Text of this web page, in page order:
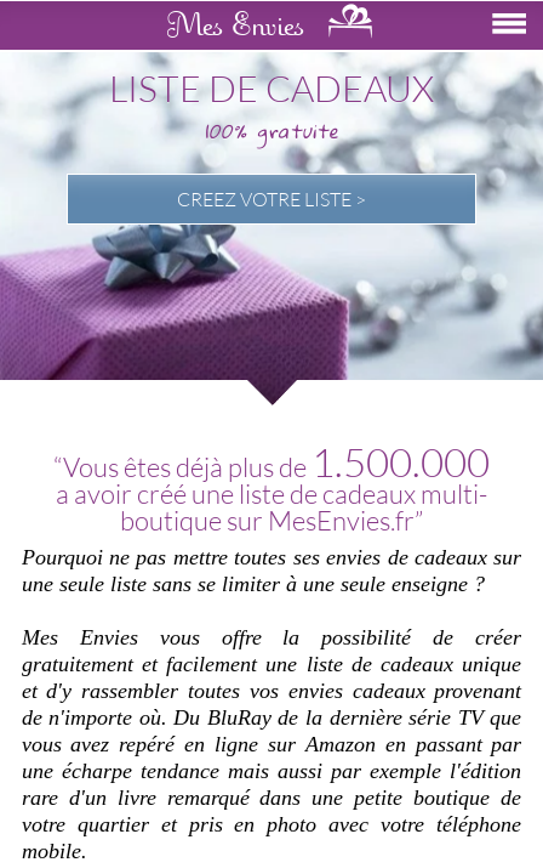
Mes Envies
LISTE DE CADEAUX
CREEZ VOTRE LISTE >
Vous êtes déjà plus de 1.500.000
a avoir créé une liste de cadeaux multi-
boutique sur MesEnvies.fr
Pourquoi ne pas mettre toutes ses envies de cadeaux sur
une seule liste sans se limiter à une seule enseigne ?
Mes Envies vous offre la possibilité de créer
gratuitement et facilement une liste de cadeaux unique
et d'y rassembler toutes vos envies cadeaux provenant
de n'importe où. Du BluRay de la dernière série TV que
vous avez repéré en ligne sur Amazon en passant par
une écharpe tendance mais aussi par exemple l'édition
rare d'un livre remarqué dans une petite boutique de
votre quartier et pris en photo avec votre téléphone
mobile.